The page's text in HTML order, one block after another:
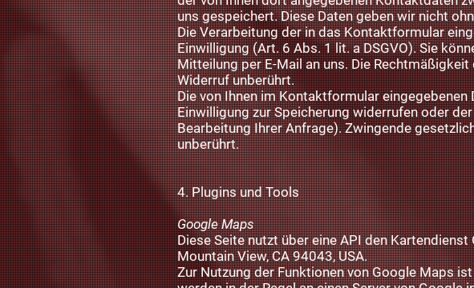
uns gespeichert. Diese Daten geben wir nicht
Die Verarbeitung der in das Kontaktformular
Einwilligung (Art. 6 Abs. 1 lit. a DSGVO). Sie
Mitteilung per E-Mail an uns. Die
Widerruf unberührt.
Die von Ihnen im Kontaktformular
Einwilligung zur Speicherung widerrufen oder
Bearbeitung Ihrer Anfrage). Zwingende
unberührt.
4. Plugins und Tools
Google Maps
Diese Seite nutzt über eine API den
Mountain View, CA 94043, USA.
Zur Nutzung der Funktionen von Google Maps